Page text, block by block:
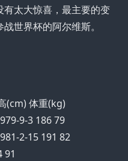
太大惊喜，最主要的变
世界杯的阿尔维斯。
(cm) 体重(kg)
9-3 186 79
2-15 191 82
91